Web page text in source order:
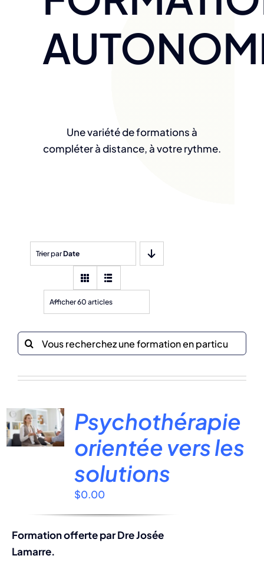
Une variété de formations à
compléter à distance, à votre rythme.
Trier parDate
Afficher 60 articles
Recherche
sur
:
Psychothérapie
orientée vers les
solutions
$0.00
Formation offerte par Dre Josée
Lamarre.